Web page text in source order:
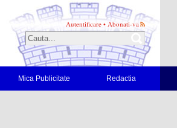
Autentificare • Abonati-va
Mica Publicitate Redactia